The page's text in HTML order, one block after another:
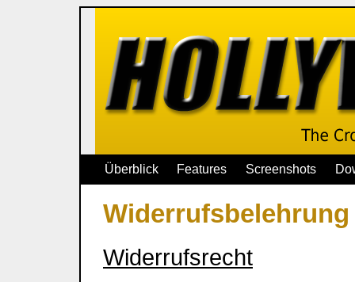
Überblick Features Screenshots
Widerrufsbelehrung
Widerrufsrecht